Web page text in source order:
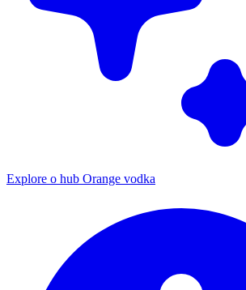
Explore o hub Orange vodka